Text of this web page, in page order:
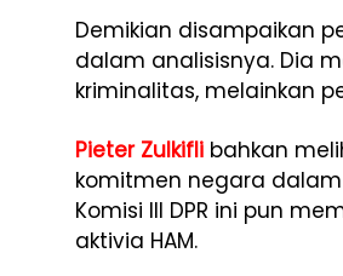
Demikian disampaikan
dalam analisisnya. Dia
kriminalitas, melainkan
Pieter Zulkifli bahkan
komitmen negara
Komisi III DPR ini pun
aktivia HAM.